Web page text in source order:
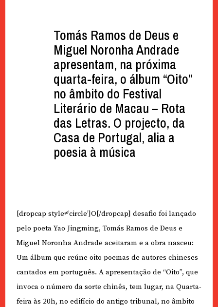
Tomás Ramos de Deus e
Miguel Noronha Andrade
apresentam, na próxima
quarta-feira, o álbum “Oito”
no âmbito do Festival
Literário de Macau – Rota
das Letras. O projecto, da
Casa de Portugal, alia a
poesia à música
[dropcap style≠’circle’]O[/dropcap] desafio foi lançado
pelo poeta Yao Jingming, Tomás Ramos de Deus e
Miguel Noronha Andrade aceitaram e a obra nasceu:
Um álbum que reúne oito poemas de autores chineses
cantados em português. A apresentação de “Oito”, que
invoca o número da sorte chinês, tem lugar, na Quarta-
feira às 20h, no edifício do antigo tribunal, no âmbito